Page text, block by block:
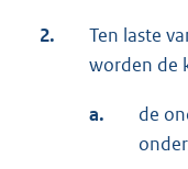
2.
Ten laste
worden de
a.
de